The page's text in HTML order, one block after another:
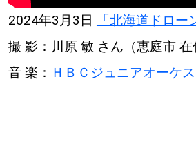
2024年3月3日 「北海道ドロー
撮 影：川原 敏 さん（恵庭市 在
音 楽： ＨＢＣジュニアオーケ